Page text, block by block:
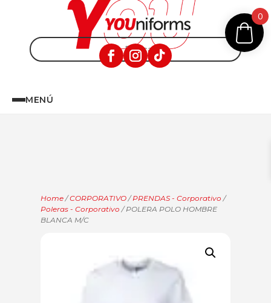
MENÚ
Home /CORPORATIVO /PRENDAS - Corporativo /
Poleras - Corporativo / POLERA POLO HOMBRE
BLANCA M/C
0